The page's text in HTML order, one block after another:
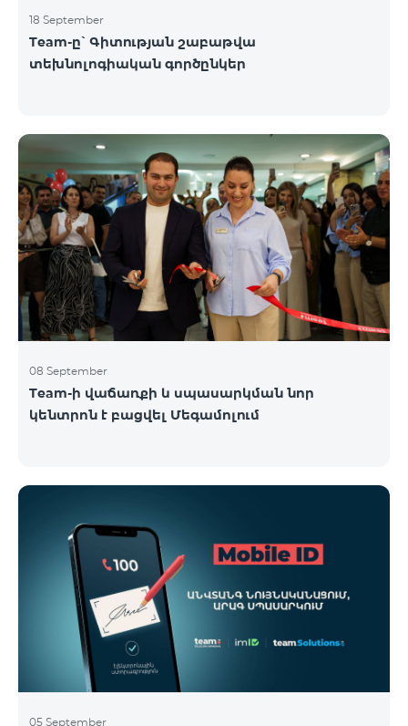
18 September
Team-ը՝ Գիտության շաբաթվա
տեխնոլոգիական գործընկեր
08 September
Team-ի վաճառքի և սպասարկման նոր
կենտրոն է բացվել Մեգամոլում
05 September